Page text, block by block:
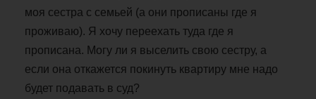
моя сестра с семьей (а они прописаны где я
проживаю). Я хочу переехать туда где я
прописана. Могу ли я выселить свою сестру, а
если она откажется покинуть квартиру мне надо
будет подавать в суд?